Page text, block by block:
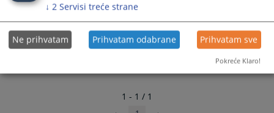
1 - 1 / 1
↓ 2 Servisi treće strane
Ne prihvatam Prihvatam odabrane Prihvatam sve
Pokreće Klaro!